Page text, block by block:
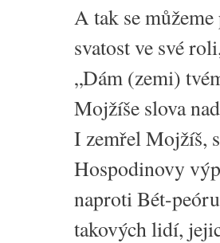
A tak se
svatost ve své
„Dám (zemi)
Mojžíše slova
I zemřel Mojžíš,
Hospodinovy
naproti Bét-
takových lidí,